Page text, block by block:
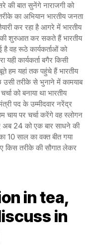
की बात सुनेंगे नाराजगी को
का अभियान भारतीय जनता
कर रहा है आगरे में भारतीय
की शुरुआत कर सकते हैं भारतीय
वह रूठे कार्यकर्ताओं को
कार्यकर्ता बगैर किसी
हम यहां तक पहुंचे हैं भारतीय
उसी तरीके से भुनाने में कामयाब
को बनाया था भारतीय
पद के उम्मीदवार नरेंद्र
चाय पर चर्चा करेंगे वह स्लोगन
अब 24 को एक बार साधने की
10 साल का वक्त बीत गया
किस तरीके की सौगात लेकर
in tea,
in